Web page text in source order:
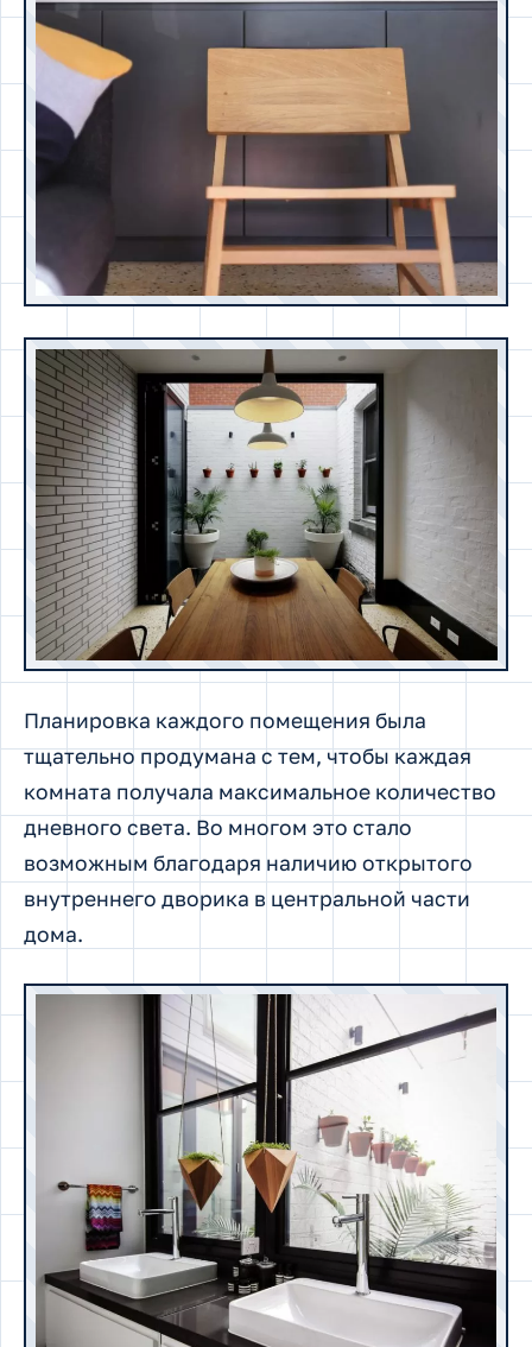
Планировка каждого помещения была
тщательно продумана с тем, чтобы каждая
комната получала максимальное количество
дневного света. Во многом это стало
возможным благодаря наличию открытого
внутреннего дворика в центральной части
дома.